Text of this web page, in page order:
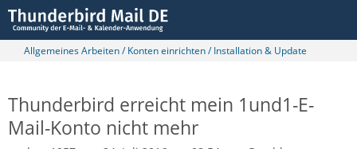
Allgemeines Arbeiten / Konten einrichten / Installation & Update
Thunderbird erreicht mein 1und1-E-
Mail-Konto nicht mehr